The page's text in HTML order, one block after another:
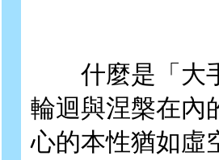
什麼是「大手
輪迴與涅槃在內
心的本性猶如虛